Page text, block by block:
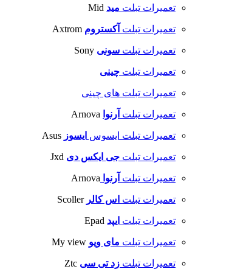
تعمیرات تبلت مید
تعمیرات تبلت آکستروم
تعمیرات تبلت سونی
تعمیرات تبلت چینی
تعمیرات تبلت های چینی
تعمیرات تبلت آرنوا
تعمیرات تبلت ایسوس ایسوز
تعمیرات تبلت جی ایکس دی
تعمیرات تبلت آرنوا Arnova
تعمیرات تبلت اس کالر Scoller
تعمیرات تبلت ایپد
تعمیرات تبلت مای ویو
تعمیرات تبلت زد تی سی